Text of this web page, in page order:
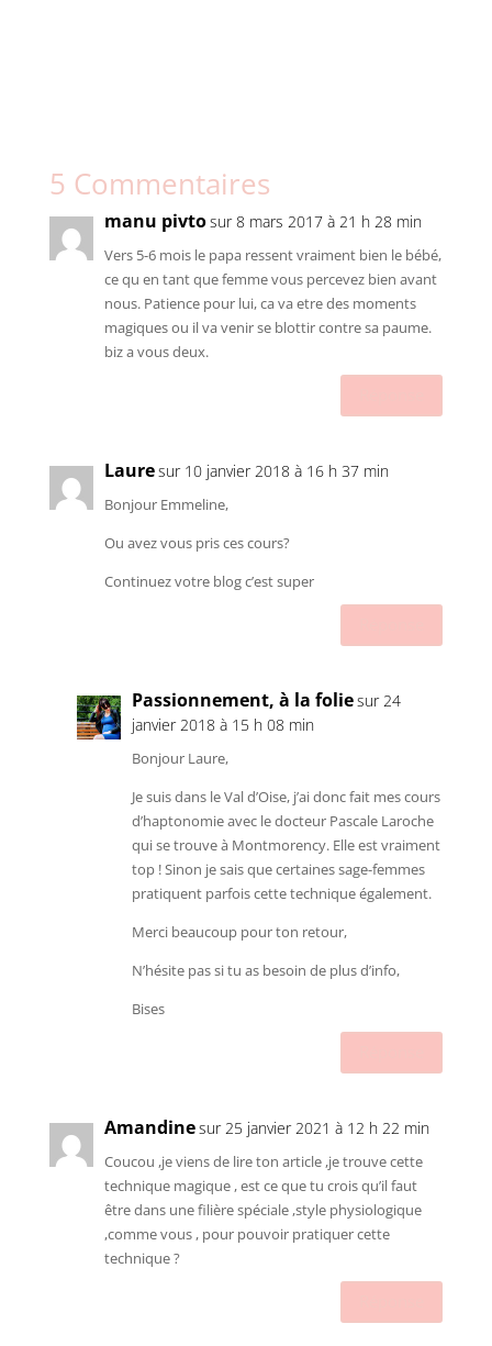
5 Commentaires
manu pivtosur 8 mars 2017 à 21 h 28 min
Vers 5-6 mois le papa ressent vraiment bien le bébé,
ce qu en tant que femme vous percevez bien avant
nous. Patience pour lui, ca va etre des moments
magiques ou il va venir se blottir contre sa paume.
biz a vous deux.
Lauresur 10 janvier 2018 à 16 h 37 min
Bonjour Emmeline,
Ou avez vous pris ces cours?
Continuez votre blog c’est super
Passionnement, à la foliesur 24
janvier 2018 à 15 h 08 min
Bonjour Laure,
Je suis dans le Val d’Oise, j’ai donc fait mes cours
d’haptonomie avec le docteur Pascale Laroche
qui se trouve à Montmorency. Elle est vraiment
top ! Sinon je sais que certaines sage-femmes
pratiquent parfois cette technique également.
Merci beaucoup pour ton retour,
N’hésite pas si tu as besoin de plus d’info,
Bises
Amandinesur 25 janvier 2021 à 12 h 22 min
Coucou ,je viens de lire ton article ,je trouve cette
technique magique , est ce que tu crois qu’il faut
être dans une filière spéciale ,style physiologique
,comme vous , pour pouvoir pratiquer cette
technique ?